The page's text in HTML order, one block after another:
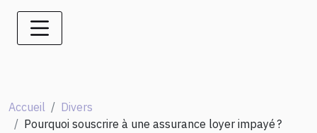
Accueil
Divers
Pourquoi souscrire à une assurance loyer impayé ?